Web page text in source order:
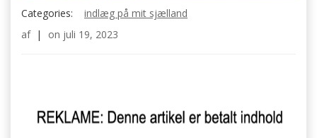
Categories:
indlæg på mit sjælland
af | on juli 19, 2023